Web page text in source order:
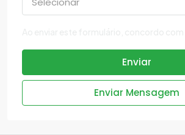
Enviar
Enviar Mensagem